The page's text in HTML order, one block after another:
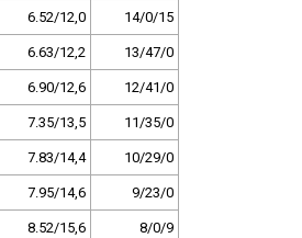
6.52/12,0 14/0/15
6.63/12,2 13/47/0
6.90/12,6 12/41/0
7.35/13,5 11/35/0
7.83/14,4 10/29/0
7.95/14,6 9/23/0
8.52/15,6 8/0/9